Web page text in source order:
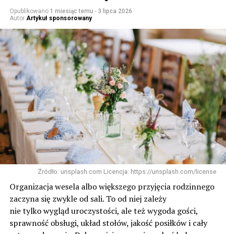
Opublikowano 1 miesiąc temu - 3 lipca 2026
Autor Artykuł sponsorowany
Źródło: unsplash.com Licencja: https://unsplash.com/license
Organizacja wesela albo większego przyjęcia rodzinnego
zaczyna się zwykle od sali. To od niej zależy
nie tylko wygląd uroczystości, ale też wygoda gości,
sprawność obsługi, układ stołów, jakość posiłków i cały